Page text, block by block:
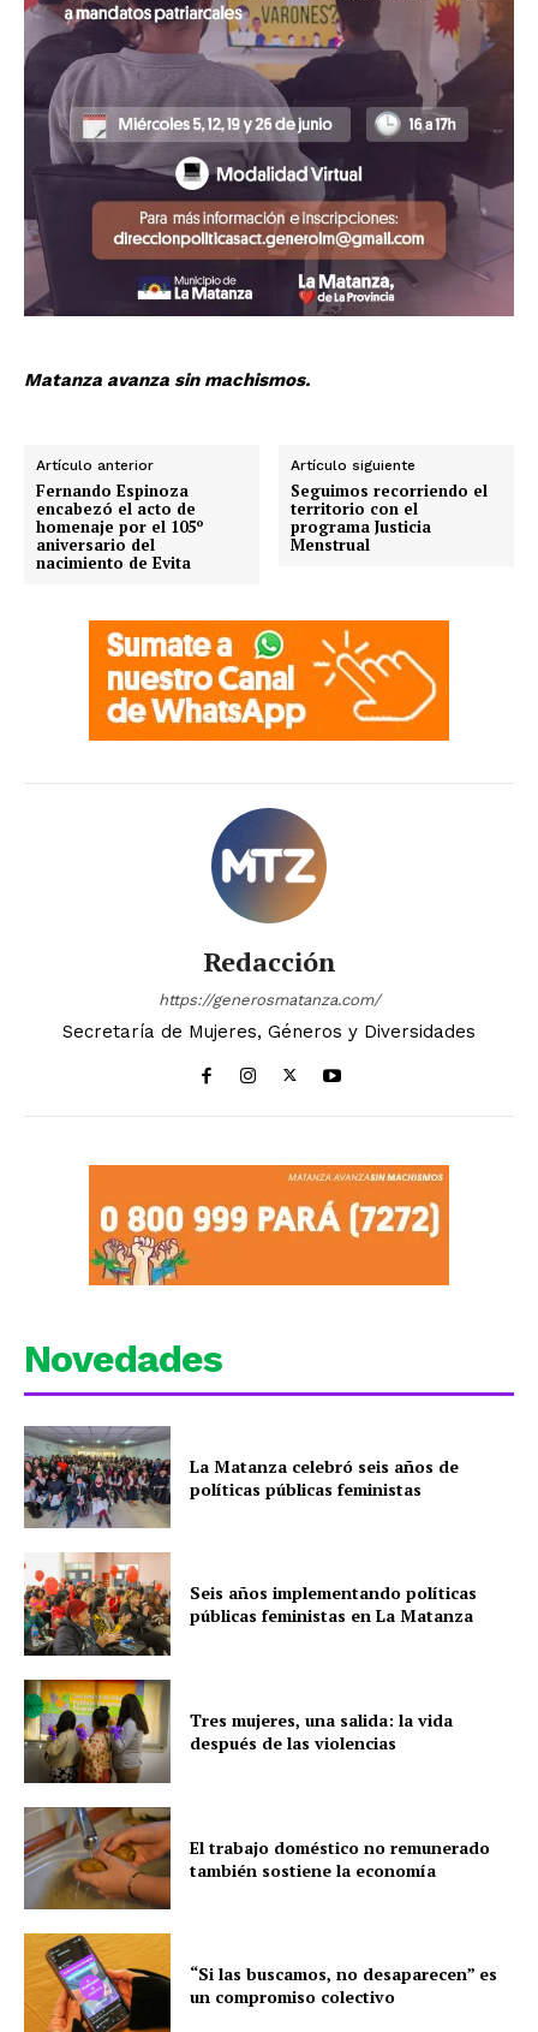
Matanza avanza sin machismos.
Artículo anterior
Fernando Espinoza
encabezó el acto de
homenaje por el 105º
aniversario del
nacimiento de Evita
Artículo siguiente
Seguimos recorriendo el
territorio con el
programa Justicia
Menstrual
Redacción
https://generosmatanza.com/
Secretaría de Mujeres, Géneros y Diversidades
Novedades
La Matanza celebró seis años de
políticas públicas feministas
Seis años implementando políticas
públicas feministas en La Matanza
Tres mujeres, una salida: la vida
después de las violencias
El trabajo doméstico no remunerado
también sostiene la economía
“Si las buscamos, no desaparecen” es
un compromiso colectivo